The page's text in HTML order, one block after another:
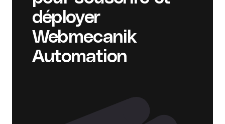
déployer
Webmecanik
Automation